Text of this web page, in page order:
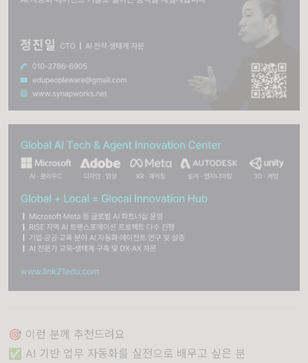
🎯 이런 분께 추천드려요
✅ AI 기반 업무 자동화를 실전으로 배우고 싶은 분